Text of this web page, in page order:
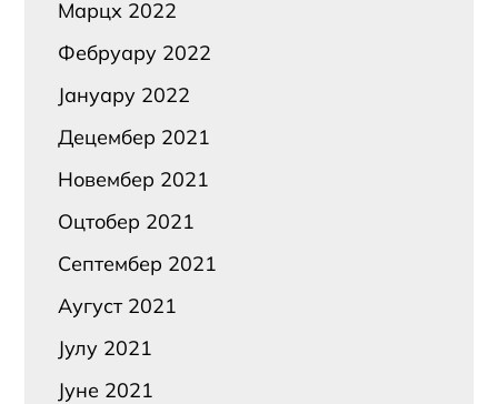
Марцх 2022
Фебруарy 2022
Јануарy 2022
Децембер 2021
Новембер 2021
Оцтобер 2021
Септембер 2021
Аугуст 2021
Јулy 2021
Јуне 2021